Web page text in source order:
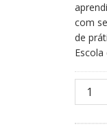
com
de
Escola